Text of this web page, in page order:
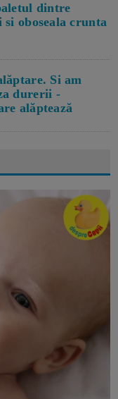
dintre
oboseala crunta
Si am
durerii -
alăptează